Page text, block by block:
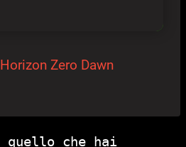
Horizon Zero Dawn
che hai